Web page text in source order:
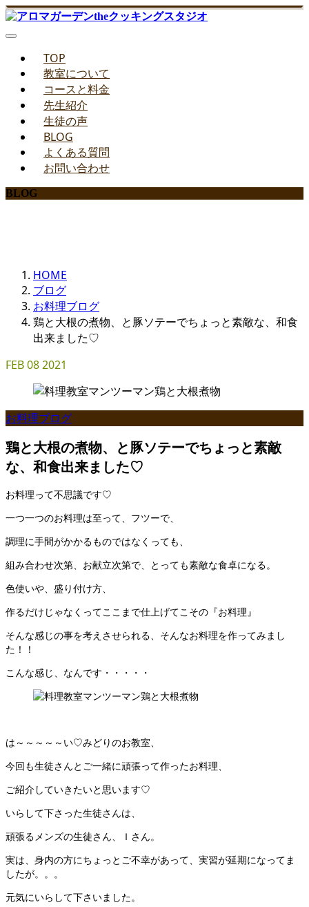
TOP
教室について
コースと料金
先生紹介
生徒の声
BLOG
よくある質問
お問い合わせ
BLOG
HOME
ブログ
お料理ブログ
鶏と大根の煮物、と豚ソテーでちょっと素敵な、和食
出来ました♡
FEB082021
お料理ブログ
鶏と大根の煮物、と豚ソテーでちょっと素敵
な、和食出来ました♡
お料理って不思議です♡
一つ一つのお料理は至って、フツーで、
調理に手間がかかるものではなくっても、
組み合わせ次第、お献立次第で、とっても素敵な食卓になる。
色使いや、盛り付け方、
作るだけじゃなくってここまで仕上げてこその『お料理』
そんな感じの事を考えさせられる、そんなお料理を作ってみまし
た！！
こんな感じ、なんです・・・・・
は～～～～～い♡みどりのお教室、
今回も生徒さんとご一緒に頑張って作ったお料理、
ご紹介していきたいと思います♡
いらして下さった生徒さんは、
頑張るメンズの生徒さん、Ｉさん。
実は、身内の方にちょっとご不幸があって、実習が延期になってま
したが。。。
元気にいらして下さいました。